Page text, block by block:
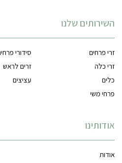
השירותים שלנו
זרי פרחים
סידורי
זרי כלה
זרים לראש
כלים
עציצים
פרחי משי
אודותינו
אודות